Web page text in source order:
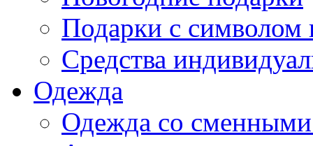
Подарки с символом
Средства
Одежда
Одежда со сменными